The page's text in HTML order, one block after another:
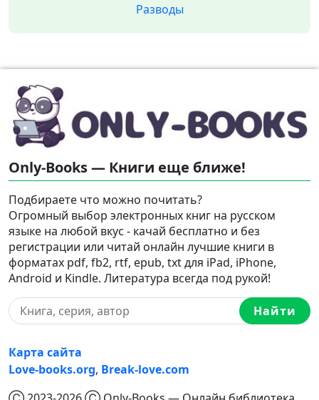
Разводы
Only-Books — Книги еще ближе!
Подбираете что можно почитать?
Огромный выбор электронных книг на русском
языке на любой вкус - качай бесплатно и без
регистрации или читай онлайн лучшие книги в
форматах pdf, fb2, rtf, epub, txt для iPad, iPhone,
Android и Kindle. Литература всегда под рукой!
Найти
Карта сайта
Love-books.org, Break-love.com